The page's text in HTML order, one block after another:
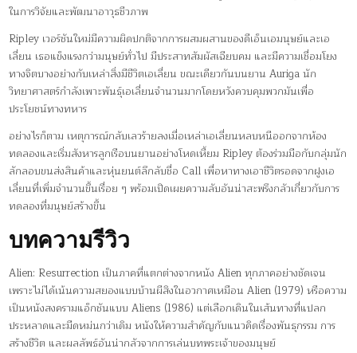
ในการวิจัยและพัฒนาอาวุธชีวภาพ
Ripley เวอร์ชันใหม่มีความผิดปกติจากการผสมผสานของดีเอ็นเอมนุษย์และเอ
เลี่ยน เธอแข็งแรงกว่ามนุษย์ทั่วไป มีประสาทสัมผัสเฉียบคม และมีความเชื่อมโยง
ทางจิตบางอย่างกับเหล่าสิ่งมีชีวิตเอเลี่ยน ขณะเดียวกันบนยาน Auriga นัก
วิทยาศาสตร์กำลังเพาะพันธุ์เอเลี่ยนจำนวนมากโดยหวังควบคุมพวกมันเพื่อ
ประโยชน์ทางทหาร
อย่างไรก็ตาม เหตุการณ์กลับเลวร้ายลงเมื่อเหล่าเอเลี่ยนหลบหนีออกจากห้อง
ทดลองและเริ่มสังหารลูกเรือบนยานอย่างโหดเหี้ยม Ripley ต้องร่วมมือกับกลุ่มนัก
ลักลอบขนส่งสินค้าและหุ่นยนต์ลึกลับชื่อ Call เพื่อหาทางเอาชีวิตรอดจากฝูงเอ
เลี่ยนที่เพิ่มจำนวนขึ้นเรื่อย ๆ พร้อมเปิดเผยความลับอันน่าสะพรึงกลัวเกี่ยวกับการ
ทดลองที่มนุษย์สร้างขึ้น
บทความรีวิว
Alien: Resurrection เป็นภาคที่แตกต่างจากหนัง Alien ทุกภาคอย่างชัดเจน
เพราะไม่ได้เน้นความสยองแบบบ้านผีสิงในอวกาศเหมือน Alien (1979) หรือความ
เป็นหนังสงครามแอ็กชันแบบ Aliens (1986) แต่เลือกเดินในเส้นทางที่แปลก
ประหลาดและมืดหม่นกว่าเดิม หนังให้ความสำคัญกับแนวคิดเรื่องพันธุกรรม การ
สร้างชีวิต และผลลัพธ์อันน่ากลัวจากการเล่นบทพระเจ้าของมนุษย์